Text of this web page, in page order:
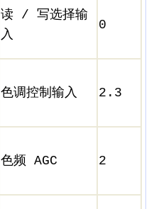
读 / 写选择输
入
0
色调控制输入 2.3
色频 AGC 2